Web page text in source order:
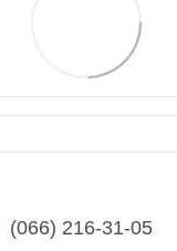
(066) 216-31-05